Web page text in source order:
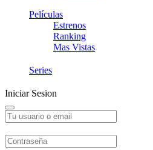
Películas
Estrenos
Ranking
Mas Vistas
Series
Iniciar Sesion